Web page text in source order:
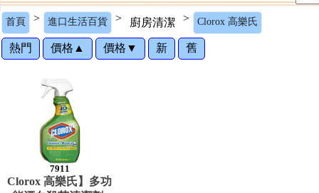
首頁 > 進口生活百貨 > 廚房清潔 > Clorox 高樂氏
熱門 價格▲ 價格▼ 新 舊
7911
Clorox 高樂氏】多功